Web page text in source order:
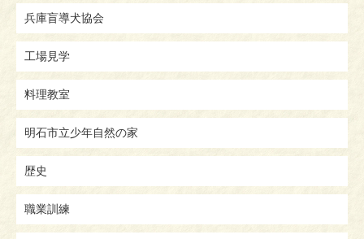
兵庫盲導犬協会
工場見学
料理教室
明石市立少年自然の家
歴史
職業訓練